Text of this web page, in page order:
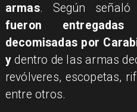
armas. Según señaló
fueron
decomisadas por
ydentro de las armas
revólveres, escopetas,
entre otros.